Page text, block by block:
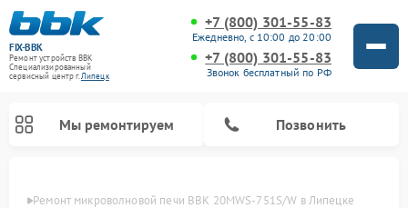
FIX-BBK
Ремонт устройств BBK
Специализированный
cервисный центр г.Липецк
+7 (800) 301-55-83
Ежедневно, с 10:00 до 20:00
+7 (800) 301-55-83
Звонок бесплатный по РФ
Мы ремонтируем Позвонить
Ремонт микроволновой печи BBK 20MWS-751S/W в Липецке